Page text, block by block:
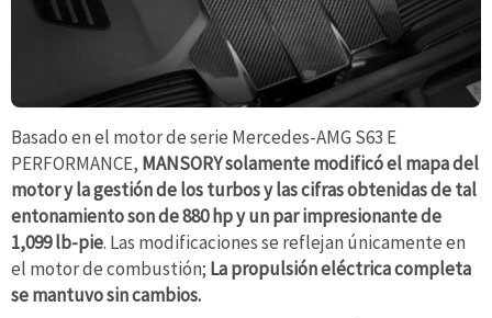
Basado en el motor de serie Mercedes-AMG S63 E
PERFORMANCE, MANSORY solamente modificó el mapa del
motor y la gestión de los turbos y las cifras obtenidas de tal
entonamiento son de 880 hp y un par impresionante de
1,099 lb-pie. Las modificaciones se reflejan únicamente en
el motor de combustión; La propulsión eléctrica completa
se mantuvo sin cambios.